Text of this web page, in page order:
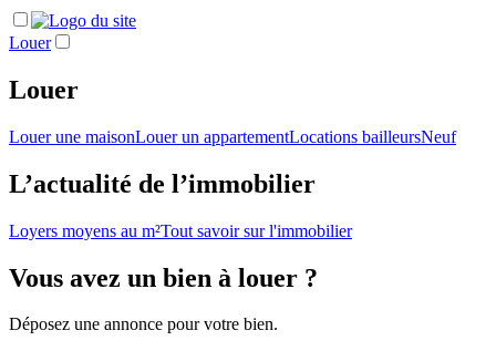
Louer
Louer
Louer une maisonLouer un appartementLocations bailleursNeuf
L’actualité de l’immobilier
Loyers moyens au m²Tout savoir sur l'immobilier
Vous avez un bien à louer ?
Déposez une annonce pour votre bien.